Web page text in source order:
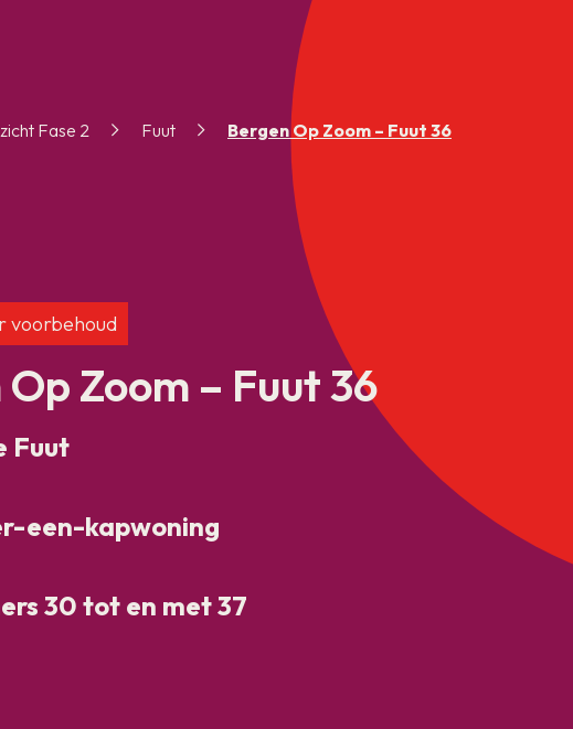
Fase 2 Fuut Bergen Op Zoom – Fuut 36
voorbehoud
Zoom – Fuut 36
Fuut
een-kapwoning
30 tot en met 37